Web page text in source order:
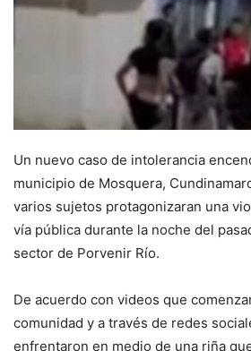
Un nuevo caso de intolerancia
municipio de Mosquera,
varios sujetos protagonizaran una
vía pública durante la noche del
sector de Porvenir Río.
De acuerdo con videos que
comunidad y a través de redes
enfrentaron en medio de una riña